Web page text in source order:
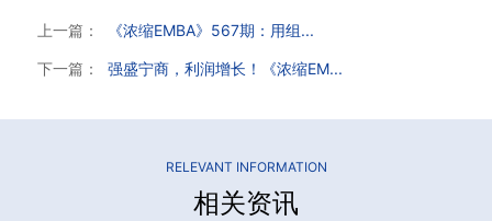
上一篇： 《浓缩EMBA》567期：用组...
下一篇： 强盛宁商，利润增长！《浓缩EM...
RELEVANT INFORMATION
相关资讯